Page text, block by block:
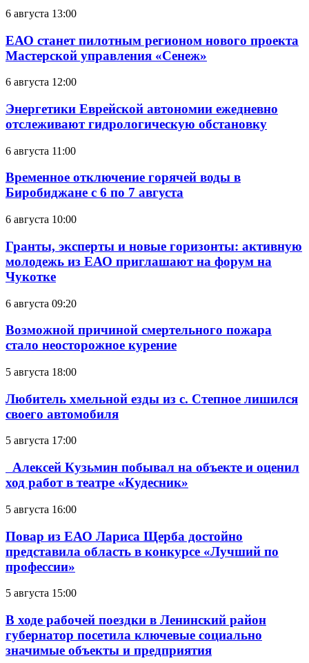
6 августа 13:00
ЕАО станет пилотным регионом нового проекта
Мастерской управления «Сенеж»
6 августа 12:00
Энергетики Еврейской автономии ежедневно
отслеживают гидрологическую обстановку
6 августа 11:00
Временное отключение горячей воды в
Биробиджане с 6 по 7 августа
6 августа 10:00
Гранты, эксперты и новые горизонты: активную
молодежь из ЕАО приглашают на форум на
Чукотке
6 августа 09:20
Возможной причиной смертельного пожара
стало неосторожное курение
5 августа 18:00
Любитель хмельной езды из с. Степное лишился
своего автомобиля
5 августа 17:00
Алексей Кузьмин побывал на объекте и оценил
ход работ в театре «Кудесник»
5 августа 16:00
Повар из ЕАО Лариса Щерба достойно
представила область в конкурсе «Лучший по
профессии»
5 августа 15:00
В ходе рабочей поездки в Ленинский район
губернатор посетила ключевые социально
значимые объекты и предприятия